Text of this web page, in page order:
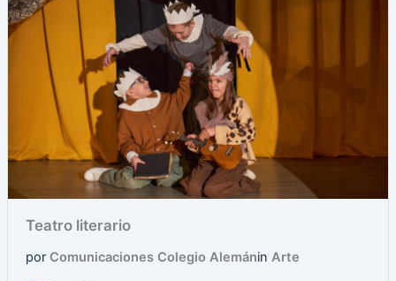
Teatro literario
por Comunicaciones Colegio Alemánin Arte